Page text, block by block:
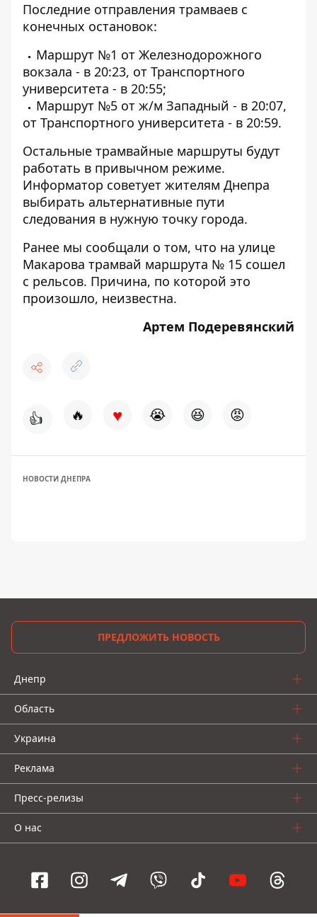
Последние отправления трамваев с
конечных остановок:
Маршрут №1 от Железнодорожного
вокзала - в 20:23, от Транспортного
университета - в 20:55;
Маршрут №5 от ж/м Западный - в 20:07,
от Транспортного университета - в 20:59.
Остальные трамвайные маршруты будут
работать в привычном режиме.
Информатор советует жителям Днепра
выбирать альтернативные пути
следования в нужную точку города.
Ранее мы сообщали о том, что на улице
Макарова трамвай маршрута № 15 сошел
с рельсов. Причина, по которой это
произошло, неизвестна.
Артем Подеревянский
👍 🔥 ♥ 😭 😆 😡
НОВОСТИ ДНЕПРА
ПРЕДЛОЖИТЬ НОВОСТЬ
Днепр
Область
Украина
Реклама
Пресс-релизы
О нас